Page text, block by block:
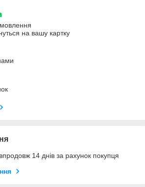
на вашу картку
14 днів за рахунок покупця